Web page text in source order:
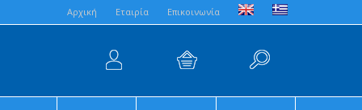
Aρχική Εταιρία Επικοινωνία